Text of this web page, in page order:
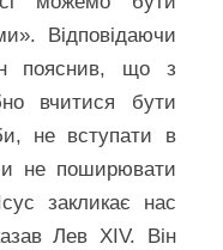
Відповідаючи
пояснив, що з
вчитися бути
не вступати в
не поширювати
закликає нас
Лев XIV. Він